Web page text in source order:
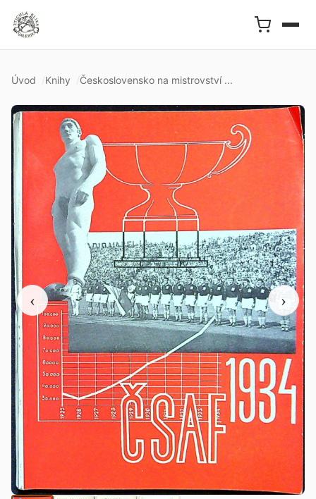
Úvod Knihy Československo na mistrovství ...
‹ ›